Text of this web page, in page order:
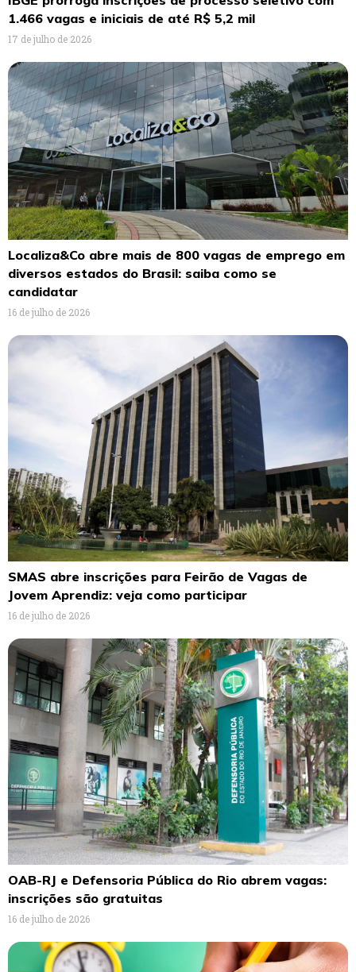
1.466 vagas e iniciais de até R$ 5,2 mil
17 de julho de 2026
Localiza&Co abre mais de 800 vagas de emprego em
diversos estados do Brasil: saiba como se
candidatar
16 de julho de 2026
SMAS abre inscrições para Feirão de Vagas de
Jovem Aprendiz: veja como participar
16 de julho de 2026
OAB-RJ e Defensoria Pública do Rio abrem vagas:
inscrições são gratuitas
16 de julho de 2026